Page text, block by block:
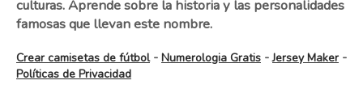
culturas. Aprende sobre la historia y las personalidades
famosas que llevan este nombre.
Crear camisetas de fútbol- Numerologia Gratis -Jersey Maker-
Políticas de Privacidad